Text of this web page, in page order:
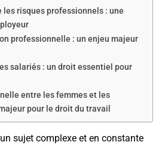
risques professionnels : une
professionnelle : un enjeu majeur
salariés : un droit essentiel pour
entre les femmes et les
pour le droit du travail
sujet complexe et en constante